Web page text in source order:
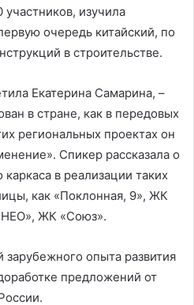
изучила
очередь китайский, по
в строительстве.
Екатерина Самарина, –
в стране, как в передовых
региональных проектах он
Спикер рассказала о
каркаса в реализации таких
как «Поклонная, 9», ЖК
НЕО», ЖК «Союз».
зарубежного опыта развития
предложений от